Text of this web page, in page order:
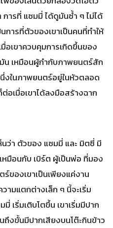
ารที่ แซมมี่ ได้ดูมันซํ้า ๆ ไม่ได้
การที่ตัวของเขาเป็นคนที่ทำให้
อเขาควบคุมการเกิดขึ้นของ
น เหมือนผู้กำกับภาพยนตร์สัก
ในภาพยนตร์อยู่ในหัวตลอด
อเมื่อเขาได้ลงมือสร้างฉาก
ว่า ตัวของ แซมมี่ และ มิตซี่ มี
หมือนกับ เบิร์ต ผู้เป็นพ่อ ที่มอง
ของเขาเป็นเพียงแค่งาน
ามแตกต่างเล็ก ๆ นี้จะเริ่ม
เริ่มเติบโตขึ้น เขาเริ่มมีปาก
งขั้นมีปากเสียงบนโต๊ะกินข้าว